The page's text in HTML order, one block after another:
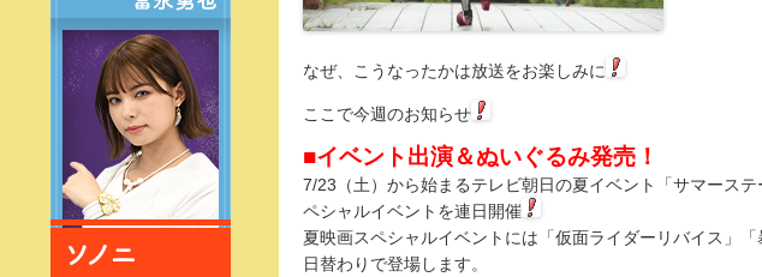
なぜ、こうなったかは放送をお楽しみに
ここで今週のお知らせ
■イベント出演＆ぬいぐるみ発売！
7/23（土）から始まるテレビ朝日の夏イベント「サマース
ペシャルイベントを連日開催
夏映画スペシャルイベントには「仮面ライダーリバイス」
日替わりで登場します。